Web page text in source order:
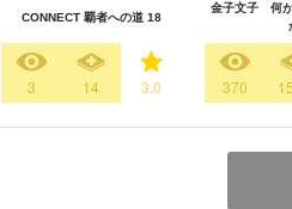
CONNECT 覇者への道 18
3 14 3.0
金子文子 何
370